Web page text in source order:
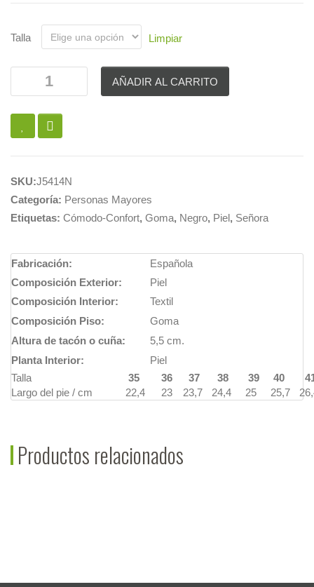
Talla Limpiar
AÑADIR AL CARRITO
SKU:J5414N
Categoría: Personas Mayores
Etiquetas: Cómodo-Confort, Goma, Negro, Piel, Señora
Fabricación:
Española
Composición Exterior:
Piel
Composición Interior:
Textil
Composición Piso:
Goma
Altura de tacón o cuña:
5,5 cm.
Planta Interior:
Piel
Talla
35 36 37 38 39 40
Largo del pie / cm
22,4 23 23,7 24,4 25 25,7
Productos relacionados